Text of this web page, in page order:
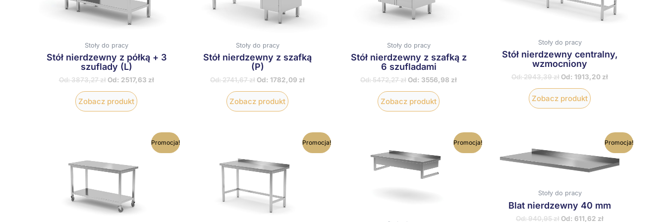
Stoły do pracy
Stół nierdzewny z półką + 3
szuflady (L)
Od:3873,27zł Od: 2517,63 zł
Zobacz produkt
wybrać
na
stronie
Stoły do pracy
Stół nierdzewny z szafką
(P)
Od:2741,67zł Od: 1782,09 zł
Zobacz produkt
wybrać
na
stronie
Stoły do pracy
Stół nierdzewny z szafką z
6 szufladami
Od:5472,27zł Od: 3556,98 zł
Zobacz produkt
Stoły do pracy
Stół nierdzewny centralny,
wzmocniony
Od:2943,39zł Od: 1913,20 zł
Zobacz produkt
wybrać
Promocja!
produkt
wiele
Promocja!
produkt
wiele
Promocja!
produkt
ma
Promocja!
Stoły do pracy
Blat nierdzewny 40 mm
Od:940,95zł Od: 611,62 zł
produkt
ma
wiele
wybrać
na